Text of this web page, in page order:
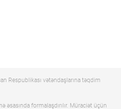
Respublikası vətəndaşlarına təqdim
formalaşdırılır. Müraciət üçün